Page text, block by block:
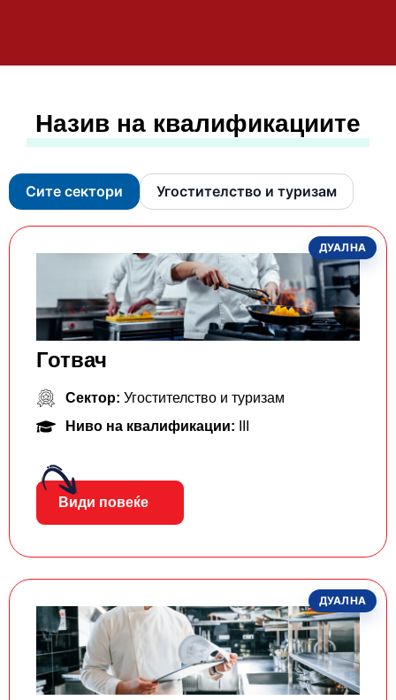
Назив на квалификациите
Сите сектори Угостителство и туризам
ДУАЛНА
Готвач
Сектор: Угостителство и туризам
Ниво на квалификации:
Види повеќе
ДУАЛНА